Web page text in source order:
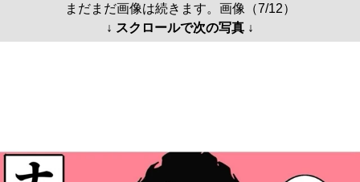
まだまだ画像は続きます。画像（7/12）
↓ スクロールで次の写真 ↓